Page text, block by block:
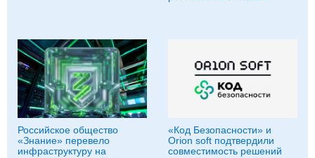
Российское общество
«Знание» перевело
инфраструктуру на
«Код Безопасности» и
Orion soft подтвердили
совместимость решений